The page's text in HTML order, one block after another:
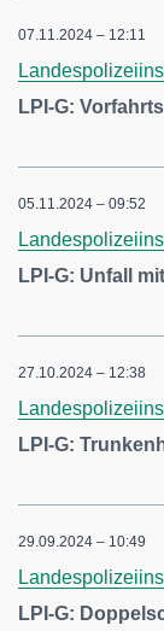
07.11.2024 – 12:11
LPI-G:
05.11.2024 – 09:52
LPI-G: Unfall
27.10.2024 – 12:38
LPI-G:
29.09.2024 – 10:49
LPI-G: